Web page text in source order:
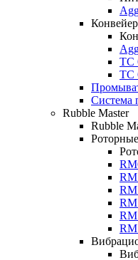
TC
TC
Система
Rubble Master
Rubble